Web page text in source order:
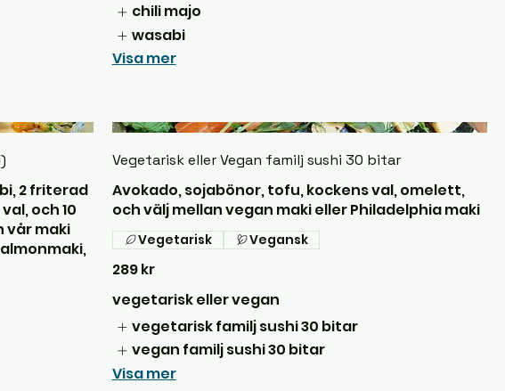
chili majo
wasabi
Visa mer
2 friterad
och 10
vår maki
Vegetarisk eller Vegan familj sushi 30 bitar
Avokado, sojabönor, tofu, kockens val, omelett,
och välj mellan vegan maki eller Philadelphia maki
289 kr
Vegetarisk Vegansk
vegetarisk eller vegan
vegetarisk familj sushi 30 bitar
vegan familj sushi 30 bitar
Visa mer